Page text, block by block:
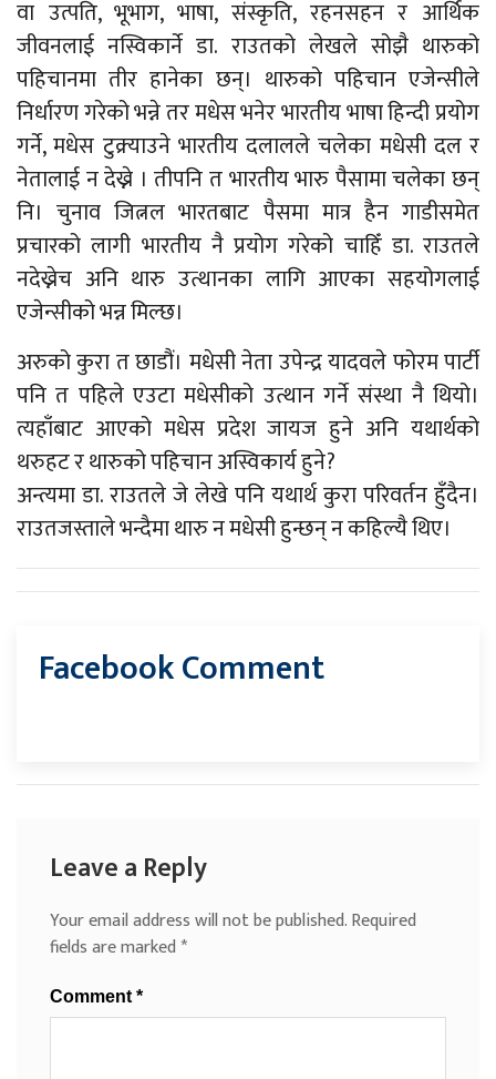
वा उत्पति, भूभाग, भाषा, संस्कृति, रहनसहन र आर्थिक
जीवनलाई नस्विकार्ने डा. राउतको लेखले सोझै थारुको
पहिचानमा तीर हानेका छन्। थारुको पहिचान एजेन्सीले
निर्धारण गरेको भन्ने तर मधेस भनेर भारतीय भाषा हिन्दी प्रयोग
गर्ने, मधेस टुक्र्याउने भारतीय दलालले चलेका मधेसी दल र
नेतालाई न देख्ने । तीपनि त भारतीय भारु पैसामा चलेका छन्
नि। चुनाव जित्नल भारतबाट पैसमा मात्र हैन गाडीसमेत
प्रचारको लागी भारतीय नै प्रयोग गरेको चाहिँ डा. राउतले
नदेख्नेच अनि थारु उत्थानका लागि आएका सहयोगलाई
एजेन्सीको भन्न मिल्छ।
अरुको कुरा त छाडौं। मधेसी नेता उपेन्द्र यादवले फोरम पार्टी
पनि त पहिले एउटा मधेसीको उत्थान गर्ने संस्था नै थियो।
त्यहाँबाट आएको मधेस प्रदेश जायज हुने अनि यथार्थको
थरुहट र थारुको पहिचान अस्विकार्य हुने?
अन्त्यमा डा. राउतले जे लेखे पनि यथार्थ कुरा परिवर्तन हुँदैन।
राउतजस्ताले भन्दैमा थारु न मधेसी हुन्छन् न कहिल्यै थिए।
Facebook Comment
Leave a Reply
Your email address will not be published.Required
fields are marked*
Comment *